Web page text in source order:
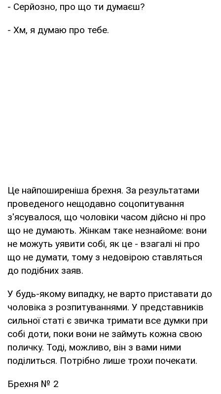
- Серйозно, про що ти думаєш?
- Хм, я думаю про тебе.
Це найпоширеніша брехня. За результатами
проведеного нещодавно соцопитування
з'ясувалося, що чоловіки часом дійсно ні про
що не думають. Жінкам таке незнайоме: вони
не можуть уявити собі, як це - взагалі ні про
що не думати, тому з недовірою ставляться
до подібних заяв.
У будь-якому випадку, не варто приставати до
чоловіка з розпитуваннями. У представників
сильної статі є звичка тримати все думки при
собі доти, поки вони не займуть кожна свою
поличку. Тоді, можливо, він з вами ними
поділиться. Потрібно лише трохи почекати.
Брехня № 2